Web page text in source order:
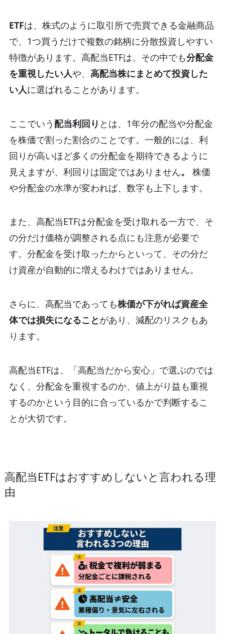
ETFは、株式のように取引所で売買できる金融商品
で、1つ買うだけで複数の銘柄に分散投資しやすい
特徴があります。高配当ETFは、その中でも分配金
を重視したい人や、 高配当株にまとめて投資した
い人に選ばれることがあります。
ここでいう配当利回り とは、1年分の配当や分配金
を株価で割った割合のことです。一般的には、利
回りが高いほど多くの分配金を期待できるように
見えますが、利回りは固定ではありません。
株価
や分配金の水準が変われば、数字も上下します。
また、高配当ETFは分配金を受け取れる一方で、そ
の分だけ価格が調整される点にも注意が必要で
す。分配金を受け取ったからといって、その分だ
け資産が自動的に増えるわけではありません。
さらに、高配当であっても株価が下がれば資産全
体では損失になることがあり、減配のリスクもあ
ります。
高配当ETFは、「高配当だから安心」で選ぶのでは
なく、分配金を重視するのか、値上がり益も重視
するのかという目的に合っているかで判断するこ
とが大切です。
高配当ETFはおすすめしないと言われる理
由